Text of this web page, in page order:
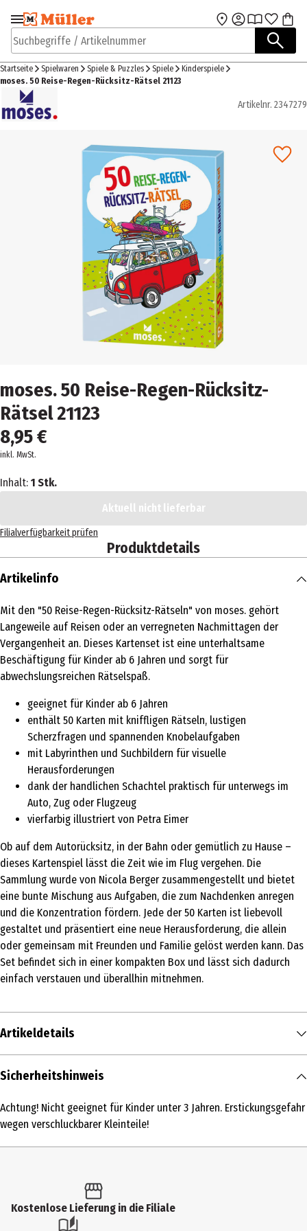
Zur Navigation
springen
Zum Hauptinhalt
Suchbegriffe / Artikelnummer
Startseite Spielwaren Spiele & Puzzles Spiele
Kinderspiele
moses. 50 Reise-Regen-Rücksitz-Rätsel 21123
Artikelnr. 2347279
moses. 50 Reise-Regen-Rücksitz-
Rätsel 21123
8,95 €
inkl. MwSt.
Inhalt: 1 Stk.
Aktuell nicht lieferbar
Filialverfügbarkeit prüfen
Produktdetails
Artikelinfo
Mit den "50 Reise-Regen-Rücksitz-Rätseln" von moses. gehört
Langeweile auf Reisen oder an verregneten Nachmittagen der
Vergangenheit an. Dieses Kartenset ist eine unterhaltsame
Beschäftigung für Kinder ab 6 Jahren und sorgt für
abwechslungsreichen Rätselspaß.
geeignet für Kinder ab 6 Jahren
enthält 50 Karten mit kniffligen Rätseln, lustigen
Scherzfragen und spannenden Knobelaufgaben
mit Labyrinthen und Suchbildern für visuelle
Herausforderungen
dank der handlichen Schachtel praktisch für unterwegs im
Auto, Zug oder Flugzeug
vierfarbig illustriert von Petra Eimer
Ob auf dem Autorücksitz, in der Bahn oder gemütlich zu Hause –
dieses Kartenspiel lässt die Zeit wie im Flug vergehen. Die
Sammlung wurde von Nicola Berger zusammengestellt und bietet
eine bunte Mischung aus Aufgaben, die zum Nachdenken anregen
und die Konzentration fördern. Jede der 50 Karten ist liebevoll
gestaltet und präsentiert eine neue Herausforderung, die allein
oder gemeinsam mit Freunden und Familie gelöst werden kann. Das
Set befindet sich in einer kompakten Box und lässt sich dadurch
einfach verstauen und überallhin mitnehmen.
Artikeldetails
Inhalt
Produkttyp
Artikelnummer des Herstellers
Sicherheitshinweis
Achtung! Nicht geeignet für Kinder unter 3 Jahren. Erstickungsgefahr
wegen verschluckbarer Kleinteile!
Kostenlose Lieferung in die Filiale